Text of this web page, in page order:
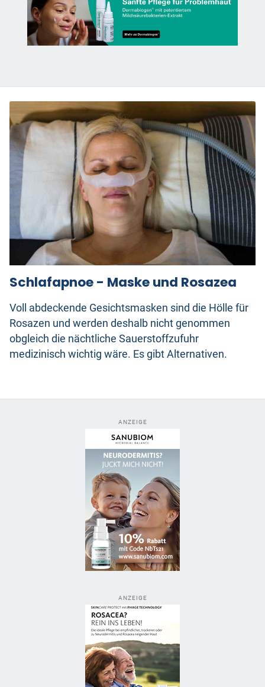
Schlafapnoe - Maske und Rosazea
Voll abdeckende Gesichtsmasken sind die Hölle für
Rosazen und werden deshalb nicht genommen
obgleich die nächtliche Sauerstoffzufuhr
medizinisch wichtig wäre. Es gibt Alternativen.
ANZEIGE
ANZEIGE